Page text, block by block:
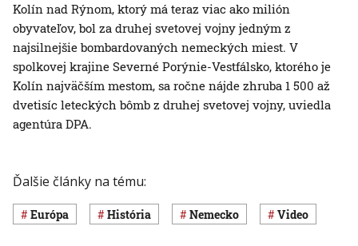
Kolín nad Rýnom, ktorý má teraz viac ako milión
obyvateľov, bol za druhej svetovej vojny jedným z
najsilnejšie bombardovaných nemeckých miest. V
spolkovej krajine Severné Porýnie-Vestfálsko, ktorého je
Kolín najväčším mestom, sa ročne nájde zhruba 1 500 až
dvetisíc leteckých bômb z druhej svetovej vojny, uviedla
agentúra DPA.
Ďalšie články na tému:
Európa história Nemecko Video